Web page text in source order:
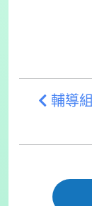
輔導組